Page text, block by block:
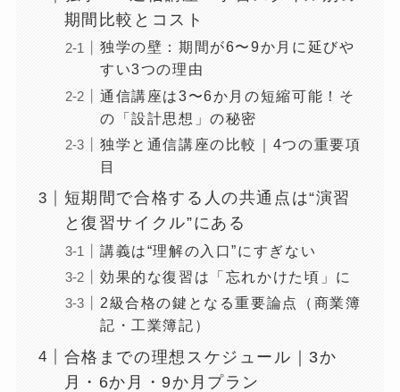
期間比較とコスト
独学の壁：期間が6〜9か月に延びや
すい3つの理由
通信講座は3〜6か月の短縮可能！そ
の「設計思想」の秘密
独学と通信講座の比較｜4つの重要項
目
短期間で合格する人の共通点は“演習
と復習サイクル”にある
講義は“理解の入口”にすぎない
効果的な復習は「忘れかけた頃」に
2級合格の鍵となる重要論点（商業簿
記・工業簿記）
合格までの理想スケジュール｜3か
月・6か月・9か月プラン